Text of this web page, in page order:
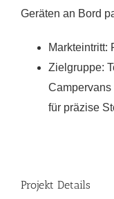
Geräten an Bord
Markteintritt:
Zielgruppe:
für präzise
Projekt Details